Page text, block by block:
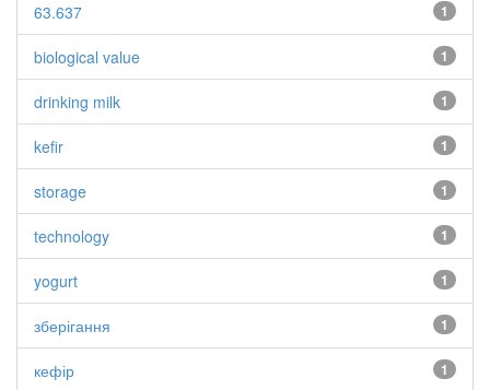
1
63.637
1
biological value
1
drinking milk
1
kefir
1
storage
1
technology
1
yogurt
1
зберігання
1
кефір